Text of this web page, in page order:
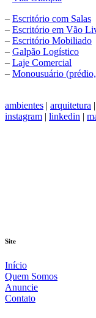
– Escritório com Salas
– Escritório em Vão
– Escritório Mobiliado
– Galpão Logístico
– Laje Comercial
– Monousuário
ambientes | arquitetura |
instagram | linkedin |
Site
Início
Quem Somos
Anuncie
Contato